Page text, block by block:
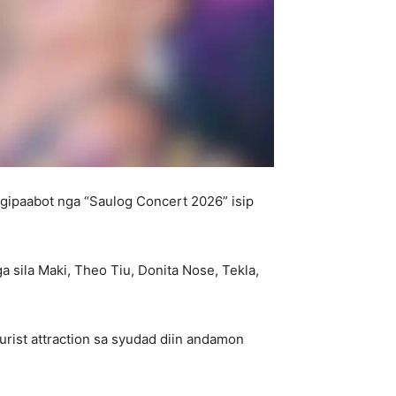
nga “Saulog Concert 2026” isip
sila Maki, Theo Tiu, Donita Nose, Tekla,
attraction sa syudad diin andamon